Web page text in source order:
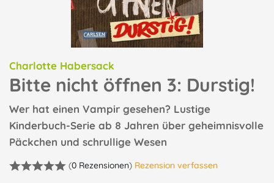
Charlotte Habersack
Bitte nicht öffnen 3: Durstig!
Wer hat einen Vampir gesehen? Lustige
Kinderbuch-Serie ab 8 Jahren über geheimnisvolle
Päckchen und schrullige Wesen
(0 Rezensionen) Rezension verfassen